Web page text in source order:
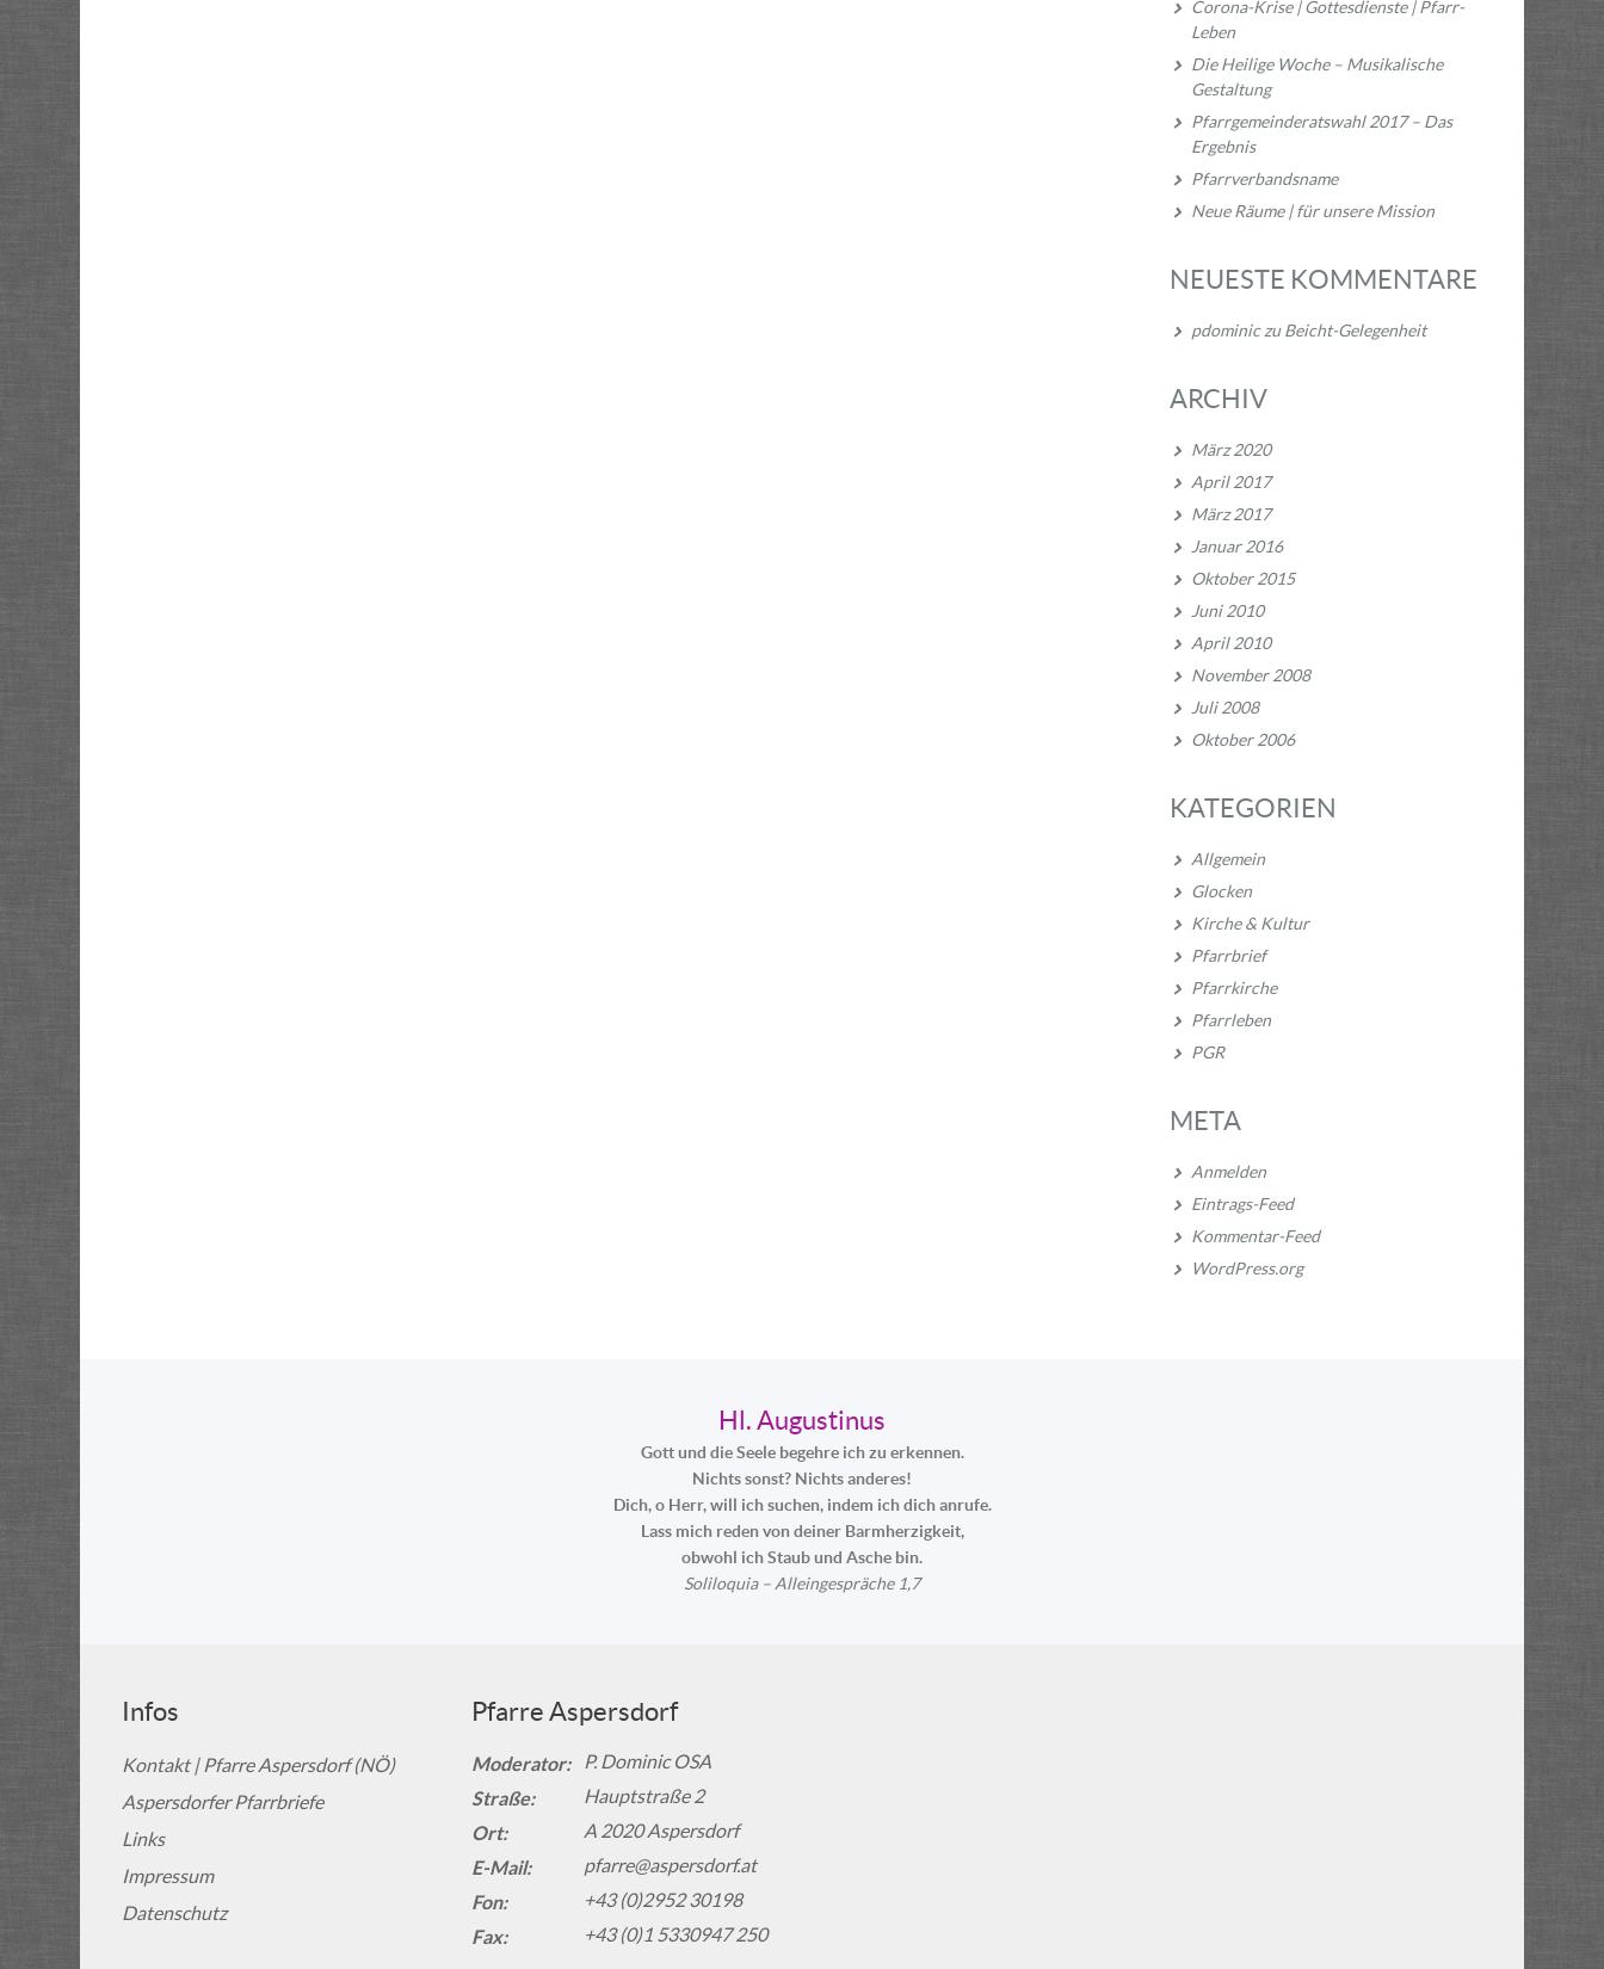
Corona-Krise | Gottesdienste | Pfarr-
Leben
Die Heilige Woche – Musikalische
Gestaltung
Pfarrgemeinderatswahl 2017 – Das
Ergebnis
Pfarrverbandsname
Neue Räume | für unsere Mission
NEUESTE KOMMENTARE
pdominiczuBeicht-Gelegenheit
ARCHIV
März 2020
April 2017
März 2017
Januar 2016
Oktober 2015
Juni 2010
April 2010
November 2008
Juli 2008
Oktober 2006
KATEGORIEN
Allgemein
Glocken
Kirche & Kultur
Pfarrbrief
Pfarrkirche
Pfarrleben
PGR
META
Anmelden
Eintrags-Feed
Kommentar-Feed
WordPress.org
Hl. Augustinus
Gott und die Seele begehre ich zu erkennen.
Nichts sonst? Nichts anderes!
Dich, o Herr, will ich suchen, indem ich dich anrufe.
Lass mich reden von deiner Barmherzigkeit,
obwohl ich Staub und Asche bin.
Soliloquia – Alleingespräche 1,7
Infos
Kontakt | Pfarre Aspersdorf (NÖ)
Aspersdorfer Pfarrbriefe
Links
Impressum
Datenschutz
Pfarre Aspersdorf
Moderator:
P. Dominic OSA
Straße:
Hauptstraße 2
Ort:
A 2020 Aspersdorf
E-Mail:
pfarre@aspersdorf.at
Fon:
+43 (0)2952 30198
Fax:
+43 (0)1 5330947 250